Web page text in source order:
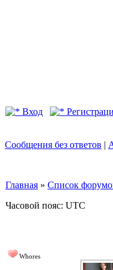
Вход
Сообщения без ответов |
Главная » Список
Часовой пояс: UTC
Whores